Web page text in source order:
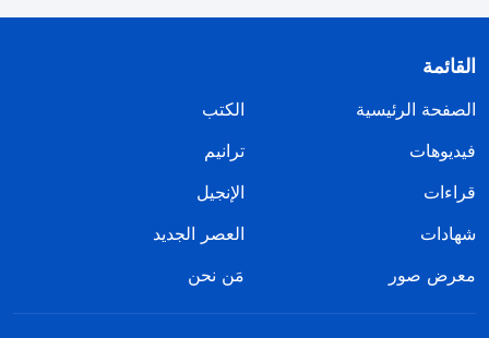
القائمة
الصفحة الرئيسية
الكتب
فيديوهات
ترانيم
قراءات
الإنجيل
شهادات
العصر الجديد
معرض صور
مَن نحن